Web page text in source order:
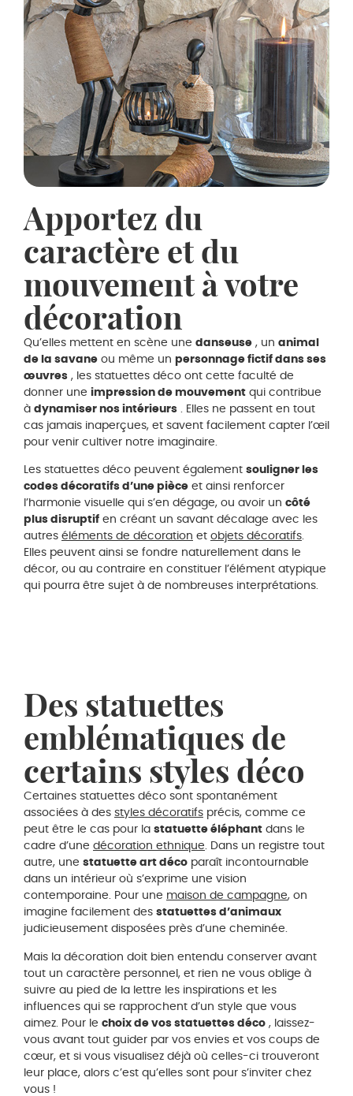
Apportez du
caractère et du
mouvement à votre
décoration
Qu’elles mettent en scène une danseuse , un animal
de la savane ou même un personnage fictif dans ses
œuvres , les statuettes déco ont cette faculté de
donner une impression de mouvement qui contribue
à dynamiser nos intérieurs . Elles ne passent en tout
cas jamais inaperçues, et savent facilement capter l’œil
pour venir cultiver notre imaginaire.
Les statuettes déco peuvent également souligner les
codes décoratifs d’une pièce et ainsi renforcer
l’harmonie visuelle qui s’en dégage, ou avoir un côté
plus disruptif en créant un savant décalage avec les
autres éléments de décoration et objets décoratifs.
Elles peuvent ainsi se fondre naturellement dans le
décor, ou au contraire en constituer l’élément atypique
qui pourra être sujet à de nombreuses interprétations.
Des statuettes
emblématiques de
certains styles déco
Certaines statuettes déco sont spontanément
associées à des styles décoratifs précis, comme ce
peut être le cas pour la statuette éléphant dans le
cadre d’une décoration ethnique. Dans un registre tout
autre, une statuette art déco paraît incontournable
dans un intérieur où s’exprime une vision
contemporaine. Pour une maison de campagne, on
imagine facilement des statuettes d’animaux
judicieusement disposées près d’une cheminée.
Mais la décoration doit bien entendu conserver avant
tout un caractère personnel, et rien ne vous oblige à
suivre au pied de la lettre les inspirations et les
influences qui se rapprochent d’un style que vous
aimez. Pour le choix de vos statuettes déco , laissez-
vous avant tout guider par vos envies et vos coups de
cœur, et si vous visualisez déjà où celles-ci trouveront
leur place, alors c’est qu’elles sont pour s’inviter chez
vous !